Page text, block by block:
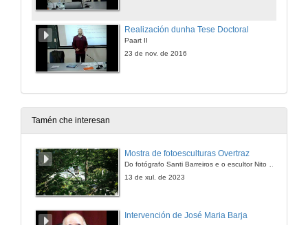
Realización dunha Tese Doctoral
Paart II
23 de nov. de 2016
Tamén che interesan
Mostra de fotoesculturas Overtraz
13 de xul. de 2023
Intervención de José Maria Barja